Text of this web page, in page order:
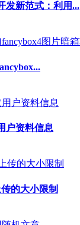
发新范式：利用...
户资料信息
的大小限制